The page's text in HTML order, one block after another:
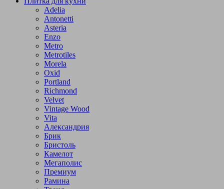
Adelia
Antonetti
Asteria
Enzo
Metro
Metrotiles
Morela
Oxid
Portland
Richmond
Velvet
Vintage Wood
Vita
Александрия
Брик
Бристоль
Камелот
Мегаполис
Премиум
Рамина